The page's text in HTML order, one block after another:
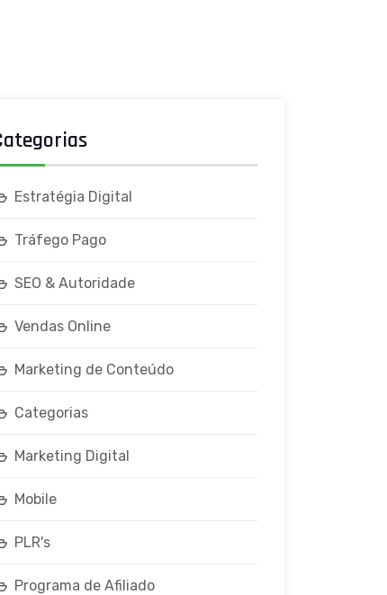
Estratégia Digital
Tráfego Pago
SEO & Autoridade
Vendas Online
Marketing de Conteúdo
Categorias
Marketing Digital
Mobile
PLR's
Programa de Afiliado